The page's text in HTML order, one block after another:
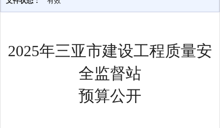
2025年三亚市建设工程质量安
全监督站
预算公开